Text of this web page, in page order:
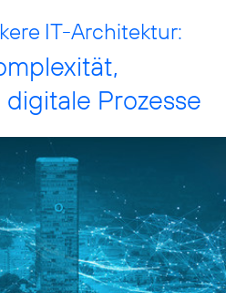
IT-Architektur:
Prozesse